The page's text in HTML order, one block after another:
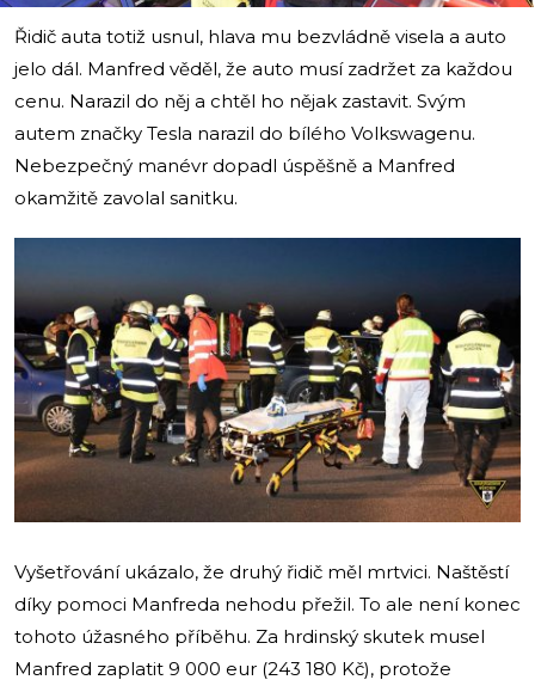
Řidič auta totiž usnul, hlava mu bezvládně visela a auto
jelo dál. Manfred věděl, že auto musí zadržet za každou
cenu. Narazil do něj a chtěl ho nějak zastavit. Svým
autem značky Tesla narazil do bílého Volkswagenu.
Nebezpečný manévr dopadl úspěšně a Manfred
okamžitě zavolal sanitku.
Vyšetřování ukázalo, že druhý řidič měl mrtvici. Naštěstí
díky pomoci Manfreda nehodu přežil. To ale není konec
tohoto úžasného příběhu. Za hrdinský skutek musel
Manfred zaplatit 9 000 eur (243 180 Kč), protože